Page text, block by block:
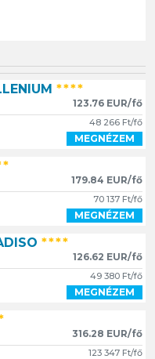
****
123.76 EUR/fő
48 266 Ft/fő
MEGNÉZEM
179.84 EUR/fő
70 137 Ft/fő
MEGNÉZEM
****
126.62 EUR/fő
49 380 Ft/fő
MEGNÉZEM
316.28 EUR/fő
123 347 Ft/fő